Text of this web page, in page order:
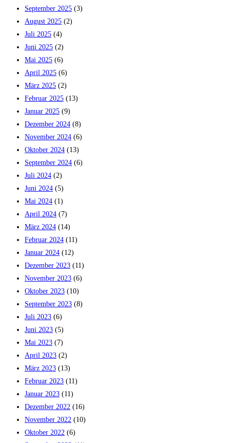
September 2025 (3)
August 2025 (2)
Juli 2025 (4)
Juni 2025 (2)
Mai 2025 (6)
April 2025 (6)
März 2025 (2)
Februar 2025 (13)
Januar 2025 (9)
Dezember 2024 (8)
November 2024 (6)
Oktober 2024 (13)
September 2024 (6)
Juli 2024 (2)
Juni 2024 (5)
Mai 2024 (1)
April 2024 (7)
März 2024 (14)
Februar 2024 (11)
Januar 2024 (12)
Dezember 2023 (11)
November 2023 (6)
Oktober 2023 (10)
September 2023 (8)
Juli 2023 (6)
Juni 2023 (5)
Mai 2023 (7)
April 2023 (2)
März 2023 (13)
Februar 2023 (11)
Januar 2023 (11)
Dezember 2022 (16)
November 2022 (10)
Oktober 2022 (6)